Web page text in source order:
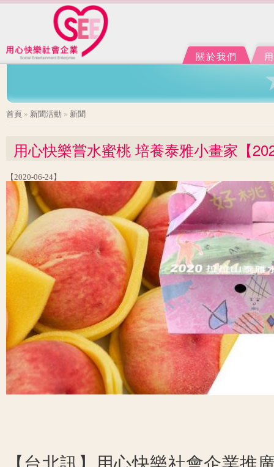
關於我們
您在這裡
首頁 » 新聞活動 » 新聞
用心快樂嘗水蜜桃 培養泰雅小畫家【
【2020-06-24】